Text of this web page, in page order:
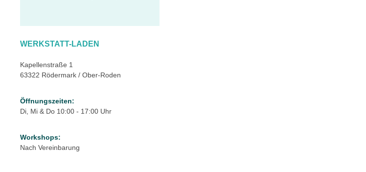
WERKSTATT-LADEN
Kapellenstraße 1
63322 Rödermark / Ober-Roden
Öffnungszeiten:
Di, Mi & Do 10:00 - 17:00 Uhr
Workshops:
Nach Vereinbarung